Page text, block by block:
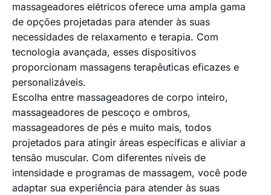
massageadores elétricos oferece uma ampla gama
de opções projetadas para atender às suas
necessidades de relaxamento e terapia. Com
tecnologia avançada, esses dispositivos
proporcionam massagens terapêuticas eficazes e
personalizáveis.
Escolha entre massageadores de corpo inteiro,
massageadores de pescoço e ombros,
massageadores de pés e muito mais, todos
projetados para atingir áreas específicas e aliviar a
tensão muscular. Com diferentes níveis de
intensidade e programas de massagem, você pode
adaptar sua experiência para atender às suas